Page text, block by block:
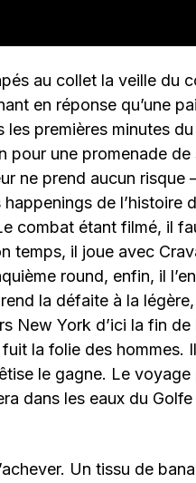
au collet la veille du
en réponse qu’une
les premières minutes
pour une promenade de
ne prend aucun risque
de l’histoire
combat étant filmé, il
temps, il joue avec
round, enfin, il
la défaite à la
New York d’ici la fin de
la folie des hommes.
le gagne. Le
dans les eaux du
Un tissu de